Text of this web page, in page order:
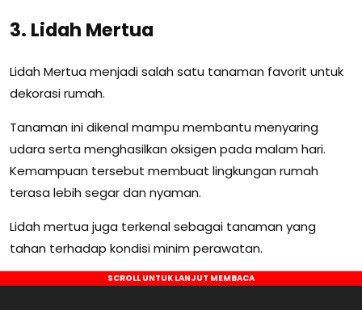
3. Lidah Mertua
Lidah Mertua menjadi salah satu tanaman favorit untuk
dekorasi rumah.
Tanaman ini dikenal mampu membantu menyaring
udara serta menghasilkan oksigen pada malam hari.
Kemampuan tersebut membuat lingkungan rumah
terasa lebih segar dan nyaman.
Lidah mertua juga terkenal sebagai tanaman yang
tahan terhadap kondisi minim perawatan.